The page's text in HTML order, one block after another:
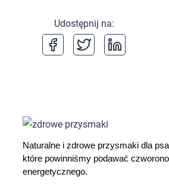
Udostępnij na:
Naturalne i zdrowe przysmaki dla
które powinniśmy podawać
energetycznego.